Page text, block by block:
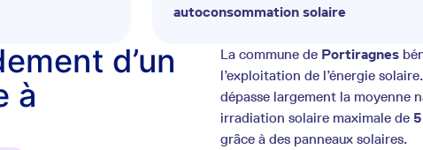
autoconsommation solaire
d’un
à
La commune de Portiragnes
l’exploitation de l’énergie
dépasse largement la moyenne
irradiation solaire maximale de
grâce à des panneaux solaires.